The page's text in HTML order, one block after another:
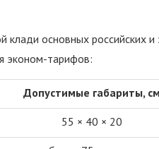
клади основных российских
эконом-тарифов:
Допустимые габариты, см
55 × 40 × 20